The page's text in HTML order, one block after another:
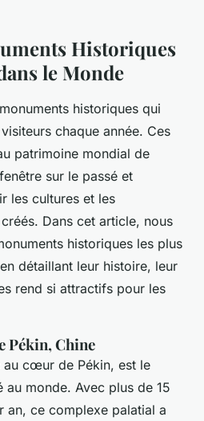
plus visités
de lecture
Historiques
le Monde
historiques qui
chaque année. Ces
patrimoine mondial de
sur le passé et
les cultures et les
Dans cet article, nous
historiques les plus
détaillant leur histoire, leur
rend si attractifs pour les
Pékin, Chine
au cœur de Pékin, est le
au monde. Avec plus de 15
an, ce complexe palatial a